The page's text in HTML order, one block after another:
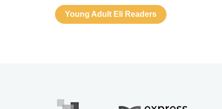
Young Adult Eli Readers